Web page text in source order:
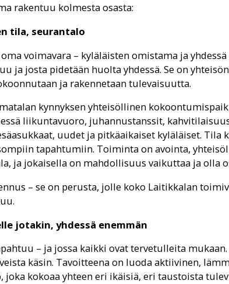
rakentuu kolmesta osasta:
tila, seurantalo
voimavara – kyläläisten omistama ja
ja josta pidetään huolta yhdessä. Se on
ja rakennetaan tulevaisuutta.
kynnyksen yhteisöllinen
liikuntavuoro, juhannustanssit,
uudet ja pitkäaikaiset kyläläiset. Tila
tapahtumiin. Toiminta on avointa,
ja jokaisella on mahdollisuus vaikuttaa ja olla
– se on perusta, jolle koko Laitikkalan
jotakin, yhdessä enemmän
– ja jossa kaikki ovat tervetulleita
käsin. Tavoitteena on luoda aktiivinen,
kokoaa yhteen eri ikäisiä, eri taustoista